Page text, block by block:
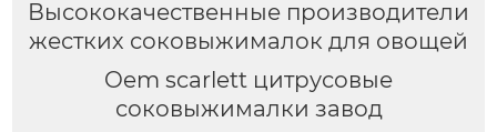
Высококачественные производители
жестких соковыжималок для овощей
Oem scarlett цитрусовые
соковыжималки завод